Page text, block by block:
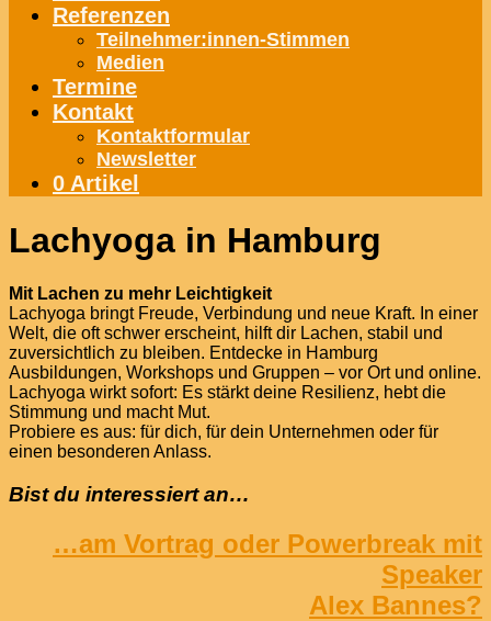
Referenzen
Teilnehmer:innen-Stimmen
Medien
Termine
Kontakt
Kontaktformular
Newsletter
0 Artikel
Lachyoga in Hamburg
Mit Lachen zu mehr Leichtigkeit
Lachyoga bringt Freude, Verbindung und neue Kraft. In einer
Welt, die oft schwer erscheint, hilft dir Lachen, stabil und
zuversichtlich zu bleiben. Entdecke in Hamburg
Ausbildungen, Workshops und Gruppen – vor Ort und online.
Lachyoga wirkt sofort: Es stärkt deine Resilienz, hebt die
Stimmung und macht Mut.
Probiere es aus: für dich, für dein Unternehmen oder für
einen besonderen Anlass.
Bist du interessiert an…
…am Vortrag oder Powerbreak mit
Speaker
Alex Bannes?